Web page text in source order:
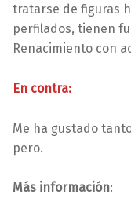
tratarse de figuras
perfilados, tienen
Renacimiento con
En contra:
Me ha gustado
pero.
Más información: